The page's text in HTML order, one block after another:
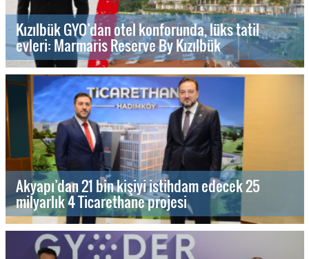
Kızılbük GYO’dan otel konforunda, lüks tatil
evleri: Marmaris Reserve By Kızılbük
Akyapı’dan 21 bin kişiyi istihdam edecek 25
milyarlık 4 Ticarethane projesi